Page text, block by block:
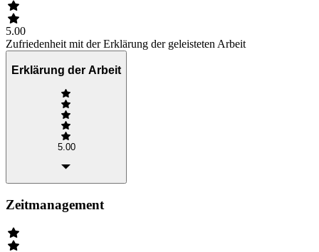
5.00
Zufriedenheit mit der Erklärung der geleisteten Arbeit
Erklärung der Arbeit
5.00
Zeitmanagement